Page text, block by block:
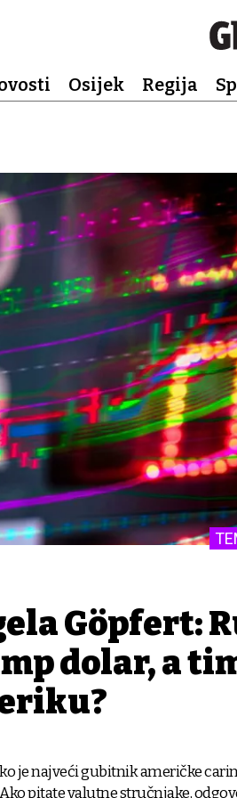
Osijek Regija
Göpfert:
dolar, a
ko je najveći gubitnik američke
Ako pitate valutne stručnjake,